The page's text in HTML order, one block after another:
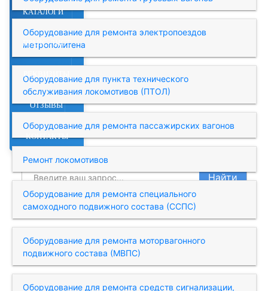
КАТАЛОГИ
ПРАЙС-ЛИСТ
РЕКВИЗИТЫ
ОТЗЫВЫ
КОНТАКТЫ
Найти
Оборудование для ремонта электропоездов
метрополитена
Оборудование для пункта технического
обслуживания локомотивов (ПТОЛ)
Оборудование для ремонта пассажирских вагонов
Ремонт локомотивов
Оборудование для ремонта специального
самоходного подвижного состава (ССПС)
Оборудование для ремонта моторвагонного
подвижного состава (МВПС)
Оборудование для ремонта средств сигнализации,